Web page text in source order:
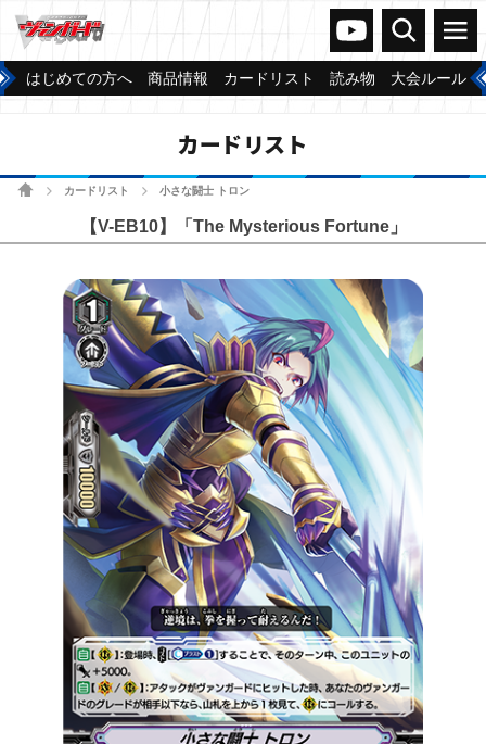
ヴァンガードch
検索 メニュー
はじめての方へ 商品情報 カードリスト 読み物 大会ルール
カードリスト
ホームカードリスト 小さな闘士 トロン
【V-EB10】「The Mysterious Fortune」